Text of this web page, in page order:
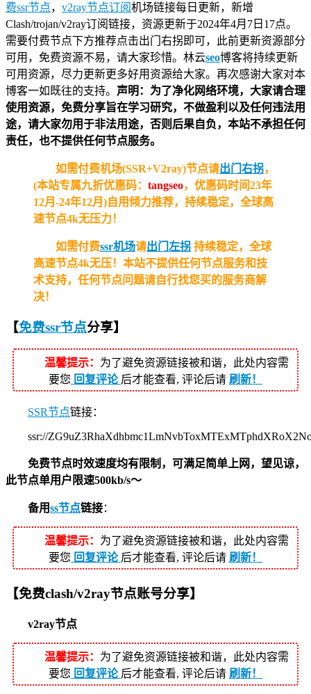
费ssr节点， v2ray节点订阅机场链接每日更新，新增
Clash/trojan/v2ray订阅链接，资源更新于2024年4月7日17点。
需要付费节点下方推荐点击出门右拐即可，此前更新资源部分
可用，免费资源不易，请大家珍惜。林云seo博客将持续更新
可用资源，尽力更新更多好用资源给大家。再次感谢大家对本
博客一如既往的支持。 声明：为了净化网络环境，大家请合理
使用资源，免费分享旨在学习研究，不做盈利以及任何违法用
途，请大家勿用于非法用途，否则后果自负，本站不承担任何
责任，也不提供任何节点服务。
如需付费机场(SSR+V2ray)节点请出门右拐，
(本站专属九折优惠码： tangseo，优惠码时间23年
12月-24年12月)自用倾力推荐，持续稳定，全球高
速节点4k无压力！
如需付费ssr机场请出门左拐 持续稳定，全球
高速节点4k无压！ 本站不提供任何节点服务和技
术支持，任何节点问题请自行找您买的服务商解
决！
【免费ssr节点分享】
温馨提示： 为了避免资源链接被和谐，此处内容需
要您 回复评论 后才能查看, 评论后请 刷新！
SSR节点链接：
ssr://
免费节点时效速度均有限制，可满足简单上网，望见谅，
此节点单用户限速500kb/s～
备用ss节点链接：
温馨提示： 为了避免资源链接被和谐，此处内容需
要您 回复评论 后才能查看, 评论后请 刷新！
【免费clash/v2ray节点账号分享】
v2ray节点
温馨提示： 为了避免资源链接被和谐，此处内容需
要您 回复评论 后才能查看, 评论后请 刷新！